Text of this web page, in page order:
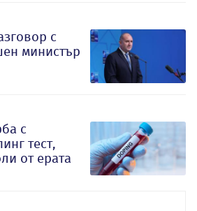
с
министър
с
тест,
от ерата